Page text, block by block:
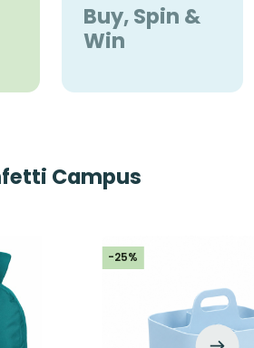
Buy, Spin &
Win
Campus
-25%